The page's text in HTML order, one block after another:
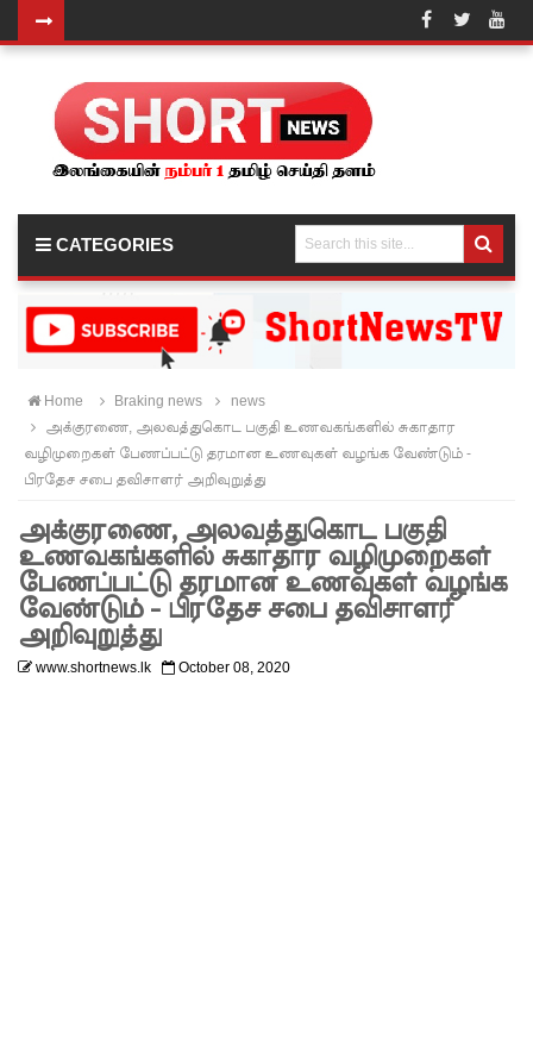
வாக்குறுதி
களை
பிரேமச்ச
ந்திரன்
டு!
மன்னாரி
அனுமதியி
ன்றி
ட்ரோன்
பறக்கவிட்
CATEGORIES
Home Braking news
news
அக்குரணை, அலவத்துகொட பகுதி உணவகங்களில் சுகாதார
வழிமுறைகள் பேணப்பட்டு தரமான உணவுகள் வழங்க வேண்டும் -
பிரதேச சபை தவிசாளர் அறிவுறுத்து
அக்குரணை, அலவத்துகொட பகுதி
உணவகங்களில் சுகாதார வழிமுறைகள்
பேணப்பட்டு தரமான உணவுகள் வழங்க
வேண்டும் - பிரதேச சபை தவிசாளர்
அறிவுறுத்து
www.shortnews.lk October 08, 2020